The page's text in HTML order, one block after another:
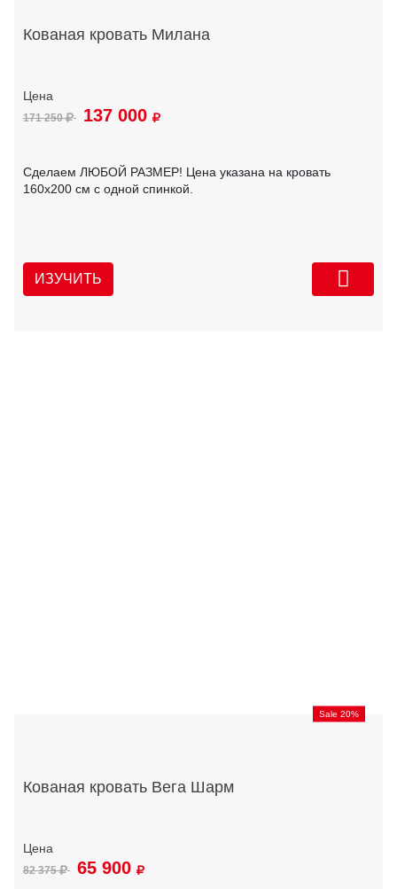
Кованая кровать Милана
171 250 137 000
Сделаем ЛЮБОЙ РАЗМЕР! Цена указана на кровать
160х200 см с одной спинкой.
ИЗУЧИТЬ
Sale 20%
Кованая кровать Вега Шарм
82 375 65 900